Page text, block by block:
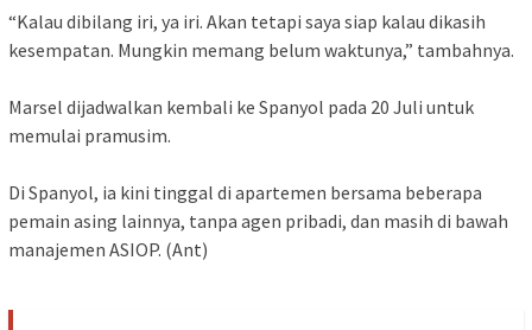
“Kalau dibilang iri, ya iri. Akan tetapi saya siap kalau dikasih
kesempatan. Mungkin memang belum waktunya,” tambahnya.
Marsel dijadwalkan kembali ke Spanyol pada 20 Juli untuk
memulai pramusim.
Di Spanyol, ia kini tinggal di apartemen bersama beberapa
pemain asing lainnya, tanpa agen pribadi, dan masih di bawah
manajemen ASIOP. (Ant)